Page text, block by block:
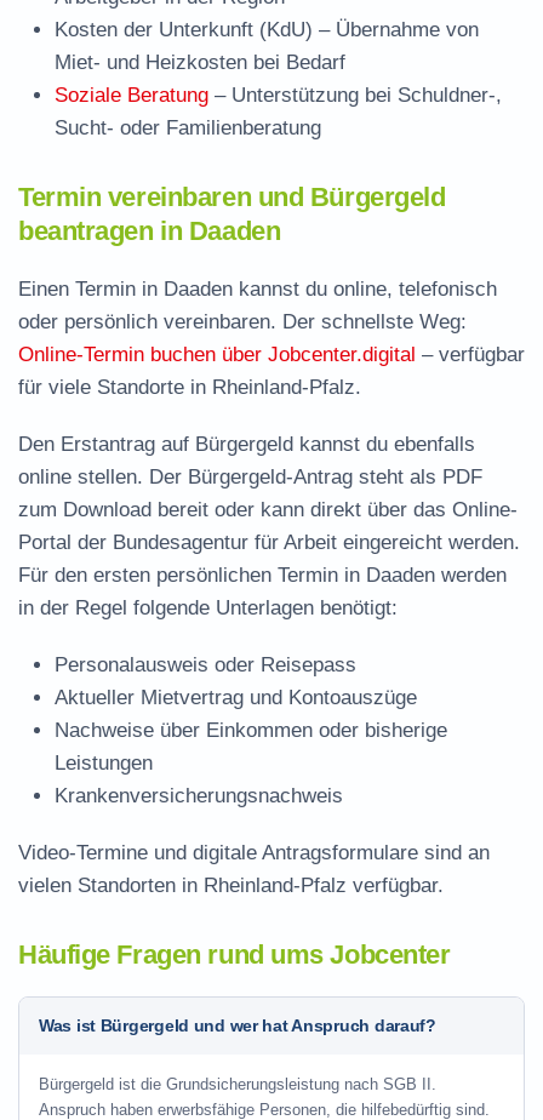
Kosten der Unterkunft (KdU) – Übernahme von
Miet- und Heizkosten bei Bedarf
Soziale Beratung – Unterstützung bei Schuldner-,
Sucht- oder Familienberatung
Termin vereinbaren und Bürgergeld
beantragen in Daaden
Einen Termin in Daaden kannst du online, telefonisch
oder persönlich vereinbaren. Der schnellste Weg:
Online-Termin buchen über Jobcenter.digital – verfügbar
für viele Standorte in Rheinland-Pfalz.
Den Erstantrag auf Bürgergeld kannst du ebenfalls
online stellen. Der Bürgergeld-Antrag steht als PDF
zum Download bereit oder kann direkt über das Online-
Portal der Bundesagentur für Arbeit eingereicht werden.
Für den ersten persönlichen Termin in Daaden werden
in der Regel folgende Unterlagen benötigt:
Personalausweis oder Reisepass
Aktueller Mietvertrag und Kontoauszüge
Nachweise über Einkommen oder bisherige
Leistungen
Krankenversicherungsnachweis
Video-Termine und digitale Antragsformulare sind an
vielen Standorten in Rheinland-Pfalz verfügbar.
Häufige Fragen rund ums Jobcenter
Was ist Bürgergeld und wer hat Anspruch darauf?
Bürgergeld ist die Grundsicherungsleistung nach SGB II.
Anspruch haben erwerbsfähige Personen, die hilfebedürftig sind.